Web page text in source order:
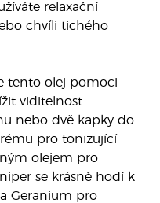
relaxační
chvíli tichého
tento olej pomoci
viditelnost
nebo dvě kapky do
pro tonizující
olejem pro
se krásně hodí k
Geranium pro